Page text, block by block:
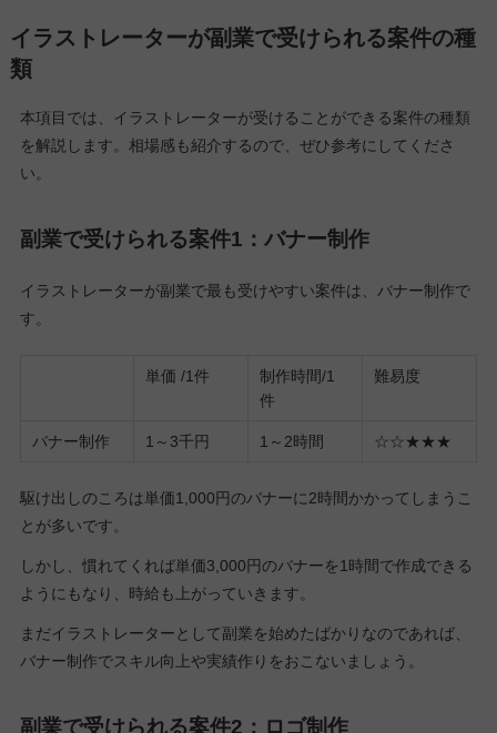
イラストレーターが副業で受けられる案件の種
類
本項目では、イラストレーターが受けることができる案件の種類
を解説します。相場感も紹介するので、ぜひ参考にしてくださ
い。
副業で受けられる案件1：バナー制作
イラストレーターが副業で最も受けやすい案件は、バナー制作で
す。
単価 /1件
制作時間/1
件
難易度
バナー制作 1～3千円 1～2時間 ☆☆★★★
駆け出しのころは単価1,000円のバナーに2時間かかってしまうこ
とが多いです。
しかし、慣れてくれば単価3,000円のバナーを1時間で作成できる
ようにもなり、時給も上がっていきます。
まだイラストレーターとして副業を始めたばかりなのであれば、
バナー制作でスキル向上や実績作りをおこないましょう。
副業で受けられる案件2：ロゴ制作